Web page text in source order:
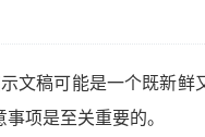
文稿可能是一个既新
事项是至关重要的。